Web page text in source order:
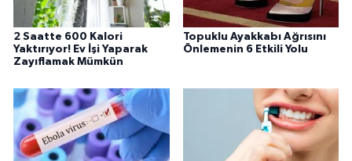
2 Saatte 600 Kalori
Yaktırıyor! Ev İşi Yaparak
Zayıflamak Mümkün
Topuklu Ayakkabı Ağrısını
Önlemenin 6 Etkili Yolu